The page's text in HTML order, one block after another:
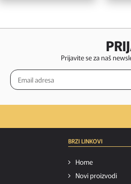
Prijavite se za naš
BRZI LINKOVI
Home
Novi proizvodi